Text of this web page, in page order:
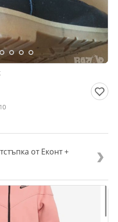
от Еконт +